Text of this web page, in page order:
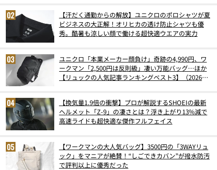
【汗だく通勤からの解放】ユニクロのポロシャツが夏
ビジネスの大正解！オリヒカの透け防止シャツも優
秀。酷暑も涼しい顔で働ける超快適ウエアの実力
ユニクロ「本業メーカー顔負け」奇跡の4,990円、ワ
ークマン「2,500円は反則級」凄い万能バッグ…ほか
【リュックの人気記事ランキングベスト3】（2026年
【換気量1.9倍の衝撃】プロが解説するSHOEIの最新
ヘルメット「Z-9」の凄さとは？浮き上がり13%減で
高速ライドも超快適な傑作フルフェイス
【ワークマンの大人気バッグ】3500円の「3WAYリュ
ック」をマニアが絶賛！“しごできカバン”が撥水防汚
で評判以上に優秀だった